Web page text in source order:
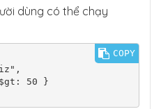
dùng có thể chạy
COPY